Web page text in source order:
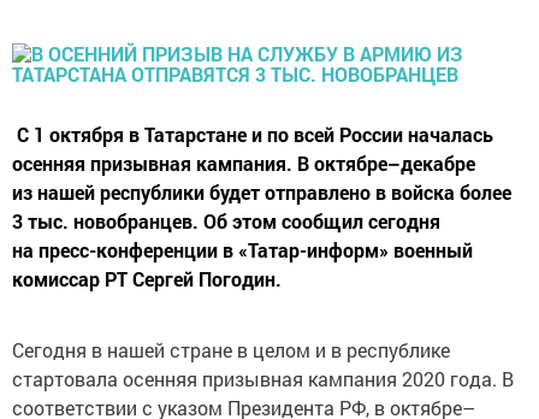
С 1 октября в Татарстане и по всей России началась
осенняя призывная кампания. В октябре–декабре
из нашей республики будет отправлено в войска более
3 тыс. новобранцев. Об этом сообщил сегодня
на пресс-конференции в «Татар-информ» военный
комиссар РТ Сергей Погодин.
Сегодня в нашей стране в целом и в республике
стартовала осенняя призывная кампания 2020 года. В
соответствии с указом Президента РФ, в октябре–